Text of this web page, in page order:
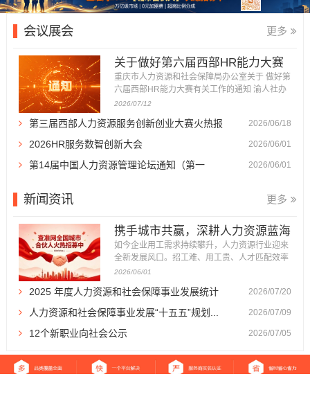
会议展会 更多
关于做好第六届西部HR能力大赛
有关工作的通知...
重庆市人力资源和社会保障局办公室关于 做好第
六届西部HR能力大赛有关工作的通知 渝人社办
〔2026〕86号 各区县（自治县）人力社保局，
区人力社保局，市级各部门人事（干部）处，有
关企事业单位人力资源部门： 为深入贯彻落实成
渝地区双城经济圈建设战略部署，...
2026/07/12
第三届西部人力资源服务创新创业大赛火热报
名...
2026/06/18
2026HR服务数智创新大会 2026/06/01
第14届中国人力资源管理论坛通知（第一
2026/06/01
新闻资讯 更多
携手城市共赢，深耕人力资源蓝海
｜查准网全国...
如今企业用工需求持续攀升，人力资源行业迎来
全新发展风口。招工难、用工贵、人才匹配效率
低，成为万千企业发展的痛点，也催生了体量庞
市场布局，深耕区域服务生态，查准网正式面向
全国各城市招募城市合伙人。我们以平台流量、
品牌、运营体系为支撑，诚邀本...
2026/06/01
2025 年度人力资源和社会保障事业发展统计
公报...
2026/07/20
人力资源和社会保障事业发展“十五五”规划... 2026/07/09
12个新职业向社会公示 2026/07/05